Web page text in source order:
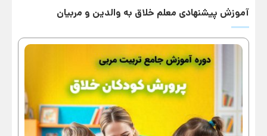
آموزش پیشنهادی معلم خلاق به والدین و مربیان